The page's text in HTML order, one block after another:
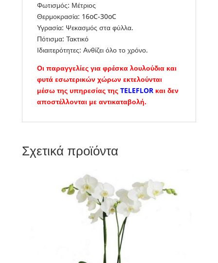
Φωτισμός: Μέτριος
Θερμοκρασία: 16oC-30oC
Υγρασία: Ψεκασμός στα φύλλα.
Πότισμα: Τακτικό
Ιδιαιτερότητες: Ανθίζει όλο το χρόνο.
Οι παραγγελίες για φρέσκα λουλούδια και
φυτά εσωτερικών χώρων εκτελούνται
μέσω της υπηρεσίας της TELEFLORκαι δεν
αποστέλλονται με αντικαταβολή.
Σχετικά προϊόντα